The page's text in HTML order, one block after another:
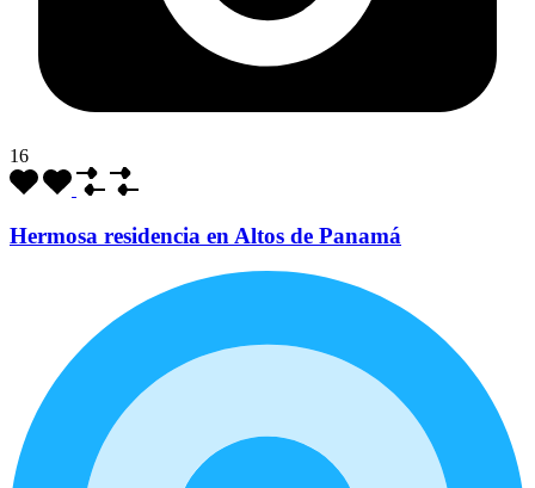
16
Hermosa residencia en Altos de Panamá